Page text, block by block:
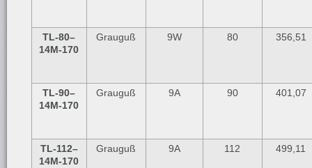
TL-80–
14M-170
Grauguß 9W 80 356,51
TL-90–
14M-170
Grauguß 9A 90 401,07
TL-112–
14M-170
Grauguß 9A 112 499,11